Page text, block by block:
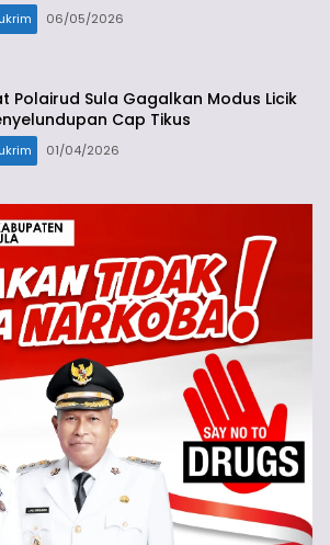
06/05/2026
Polairud Sula Gagalkan Modus Licik
Cap Tikus
01/04/2026